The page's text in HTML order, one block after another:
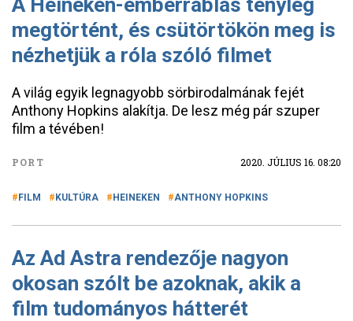
A Heineken-emberrablás tényleg
megtörtént, és csütörtökön meg is
nézhetjük a róla szóló filmet
A világ egyik legnagyobb sörbirodalmának fejét
Anthony Hopkins alakítja. De lesz még pár szuper
film a tévében!
PORT 2020. JÚLIUS 16. 08:20
FILM KULTÚRA HEINEKEN ANTHONY HOPKINS
Az Ad Astra rendezője nagyon
okosan szólt be azoknak, akik a
film tudományos hátterét